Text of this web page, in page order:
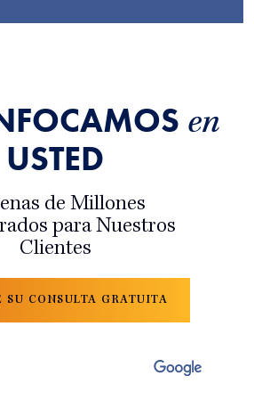
en
USTED
de Millones
para Nuestros
Clientes
SU CONSULTA GRATUITA